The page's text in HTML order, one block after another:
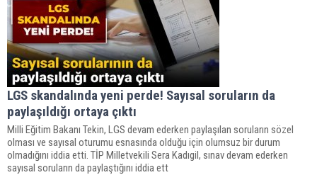
LGS skandalında yeni perde! Sayısal soruların da
paylaşıldığı ortaya çıktı
Milli Eğitim Bakanı Tekin, LGS devam ederken paylaşılan soruların sözel
olması ve sayısal oturumu esnasında olduğu için olumsuz bir durum
olmadığını iddia etti. TİP Milletvekili Sera Kadıgil, sınav devam ederken
sayısal soruların da paylaştığını iddia ett